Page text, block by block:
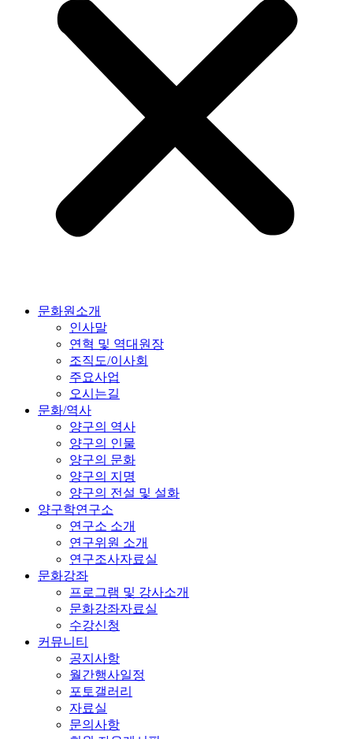
문화원소개
인사말
연혁 및 역대원장
조직도/이사회
주요사업
오시는길
문화/역사
양구의 역사
양구의 인물
양구의 문화
양구의 지명
양구의 전설 및 설화
양구학연구소
연구소 소개
연구위원 소개
연구조사자료실
문화강좌
프로그램 및 강사소개
문화강좌자료실
수강신청
커뮤니티
공지사항
월간행사일정
포토갤러리
자료실
문의사항